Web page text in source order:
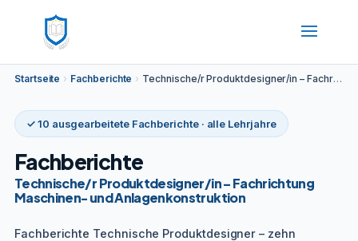
Startseite › Fachberichte › Technische/r Produktdesigner/in – Fachrichtung Maschinen- und Anlagenkonstruktion
✓ 10 ausgearbeitete Fachberichte · alle Lehrjahre
Fachberichte
Technische/r Produktdesigner/in – Fachrichtung
Maschinen- und Anlagenkonstruktion
Fachberichte Technische Produktdesigner – zehn